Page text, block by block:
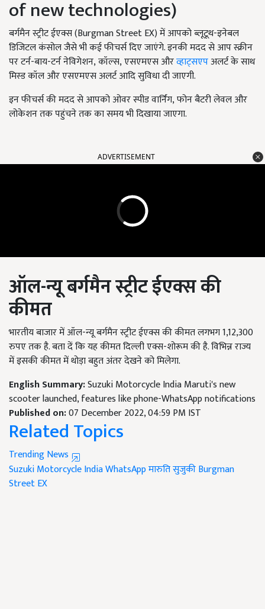
of new technologies)
बर्गमैन स्ट्रीट ईएक्स (Burgman Street EX)में आपको ब्लूटूथ-इनेबल
डिजिटल कंसोल जैसे भी कई फीचर्स दिए जाएंगे. इनकी मदद से आप स्क्रीन
पर टर्न-बाय-टर्न नेविगेशन, कॉल्स, एसएमएस औरव्हाट्सएपअलर्ट के साथ
मिस्ड कॉल और एसएमएस अलर्ट आदि सुविधा दी जाएगी.
इन फीचर्स की मदद से आपको ओवर स्पीड वार्निंग, फोन बैटरी लेवल और
लोकेशन तक पहुंचने तक का समय भी दिखाया जाएगा.
ADVERTISEMENT
ऑल-न्यू बर्गमैन स्ट्रीट ईएक्स की
कीमत
भारतीय बाजार में ऑल-न्यू बर्गमैन स्ट्रीट ईएक्स की कीमत लगभग 1,12,300
रुपए तक है. बता दें कि यह कीमत दिल्ली एक्स-शोरूम की है. विभिन्न राज्य
में इसकी कीमत में थोड़ा बहुत अंतर देखने को मिलेगा.
English Summary:Suzuki Motorcycle India Maruti's new
scooter launched, features like phone-WhatsApp notifications
Published on:07 December 2022, 04:59 PM IST
Related Topics
Trending News
Suzuki Motorcycle IndiaWhatsAppमारुति सुजुकीBurgman
Street EX